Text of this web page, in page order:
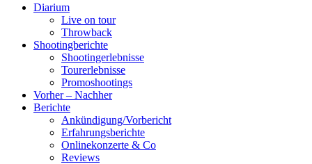
Diarium
Live on tour
Throwback
Shootingberichte
Shootingerlebnisse
Tourerlebnisse
Promoshootings
Vorher – Nachher
Berichte
Ankündigung/Vorbericht
Erfahrungsberichte
Onlinekonzerte & Co
Reviews